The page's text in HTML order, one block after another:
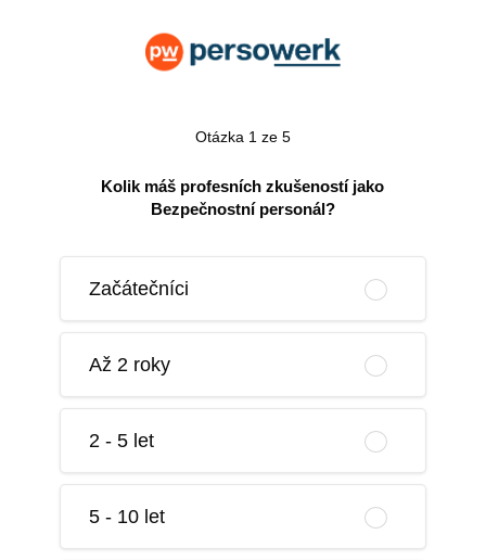
Otázka 1 ze 5
Kolik máš profesních zkušeností jako
Bezpečnostní personál?
Začátečníci
Až 2 roky
2 - 5 let
5 - 10 let